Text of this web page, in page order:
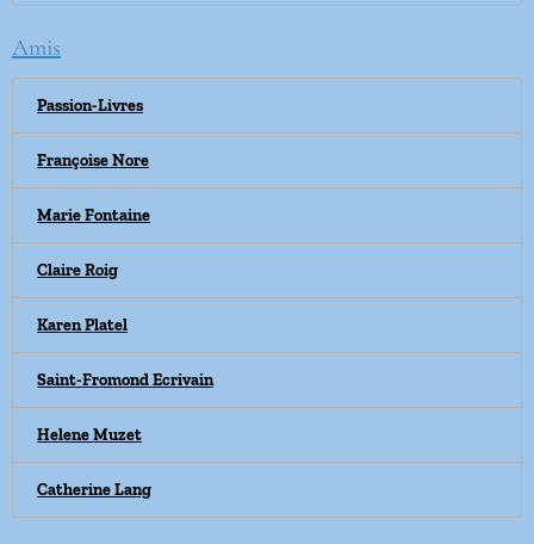
Amis
Passion-Livres
Françoise Nore
Marie Fontaine
Claire Roig
Karen Platel
Saint-Fromond Ecrivain
Helene Muzet
Catherine Lang